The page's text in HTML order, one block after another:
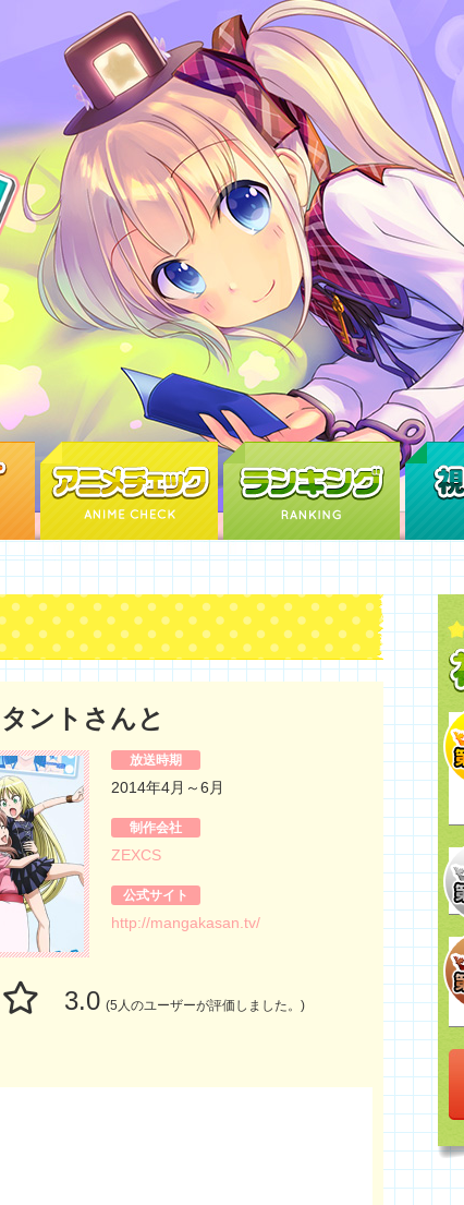
ントさんと
放送時期
2014年4月～6月
制作会社
ZEXCS
公式サイト
http://mangakasan.tv/
3.0 (5人のユーザーが評価しました。)